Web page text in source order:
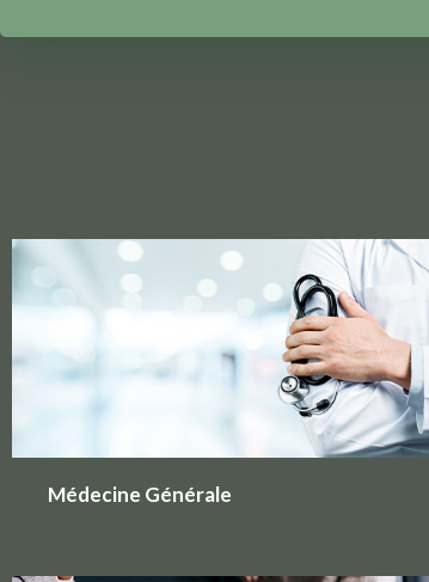
Médecine Générale